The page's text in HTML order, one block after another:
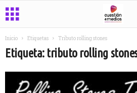
Inicio Etiquetas Tributo rolling stones
Etiqueta: tributo rolling